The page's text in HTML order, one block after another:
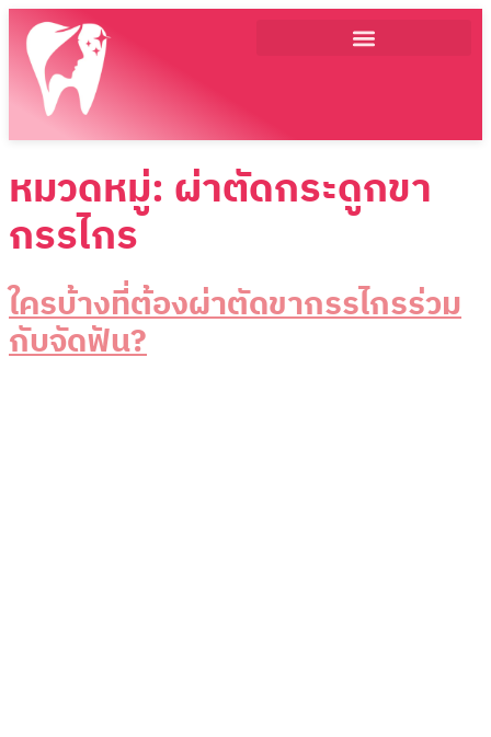
หมวดหมู่: ผ่าตัดกระดูกขา
กรรไกร
ใครบ้างที่ต้องผ่าตัดขากรรไกรร่วม
กับจัดฟัน?